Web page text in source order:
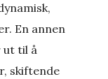
En annen
ut til å
skiftende